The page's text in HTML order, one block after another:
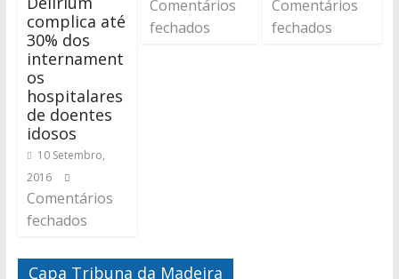
complica até
30% dos
internament
os
hospitalares
de doentes
idosos
10 Setembro,
2016
Comentários
fechados
Comentários
fechados
Comentários
fechados
Capa Tribuna da Madeira